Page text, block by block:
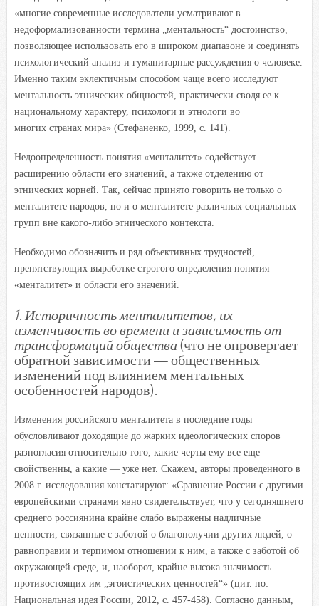
«многие современные исследователи усматривают в
недоформализованности термина „ментальность“ достоинство,
позволяющее использовать его в широком диапазоне и соединять
психологический анализ и гуманитарные рассуждения о человеке.
Именно таким эклектичным способом чаще всего исследуют
ментальность этнических общностей, практически сводя ее к
национальному характеру, психологи и этнологи во
многих странах мира» (Стефаненко, 1999, с. 141).
Недоопределенность понятия «менталитет» содействует
расширению области его значений, а также отделению от
этнических корней. Так, сейчас принято говорить не только о
менталитете народов, но и о менталитете различных социальных
групп вне какого-либо этнического контекста.
Необходимо обозначить и ряд объективных трудностей,
препятствующих выработке строгого определения понятия
«менталитет» и области его значений.
1. Историчность менталитетов, их
изменчивость во времени и зависимость от
трансформаций общества(что не опровергает
обратной зависимости — общественных
изменений под влиянием ментальных
особенностей народов).
Изменения российского менталитета в последние годы
обусловливают доходящие до жарких идеологических споров
разногласия относительно того, какие черты ему все еще
свойственны, а какие — уже нет. Скажем, авторы проведенного в
2008 г. исследования констатируют: «Сравнение России с другими
европейскими странами явно свидетельствует, что у сегодняшнего
среднего россиянина крайне слабо выражены надличные
ценности, связанные с заботой о благополучии других людей, о
равноправии и терпимом отношении к ним, а также с заботой об
окружающей среде, и, наоборот, крайне высока значимость
противостоящих им „эгоистических ценностей“» (цит. по:
Национальная идея России, 2012, с. 457-458). Согласно данным,